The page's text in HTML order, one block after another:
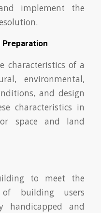
implement the
Preparation
characteristics of a
environmental,
and design
characteristics in
space and land
to meet the
of building users
handicapped and